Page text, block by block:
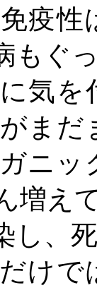
疫
もぐ
気を
まだ
ニ
増え
、
け